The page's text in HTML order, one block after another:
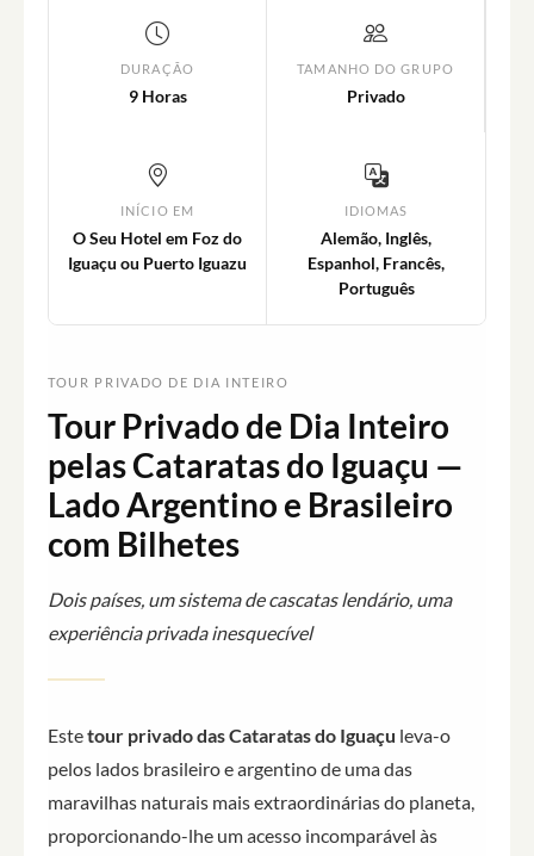
DURAÇÃO
9 Horas
TAMANHO DO GRUPO
Privado
INÍCIO EM
O Seu Hotel em Foz do
Iguaçu ou Puerto Iguazu
IDIOMAS
Alemão, Inglês,
Espanhol, Francês,
Português
TOUR PRIVADO DE DIA INTEIRO
Tour Privado de Dia Inteiro
pelas Cataratas do Iguaçu —
Lado Argentino e Brasileiro
com Bilhetes
Dois países, um sistema de cascatas lendário, uma
experiência privada inesquecível
Estetour privado das Cataratas do Iguaçu leva-o
pelos lados brasileiro e argentino de uma das
maravilhas naturais mais extraordinárias do planeta,
proporcionando-lhe um acesso incomparável às